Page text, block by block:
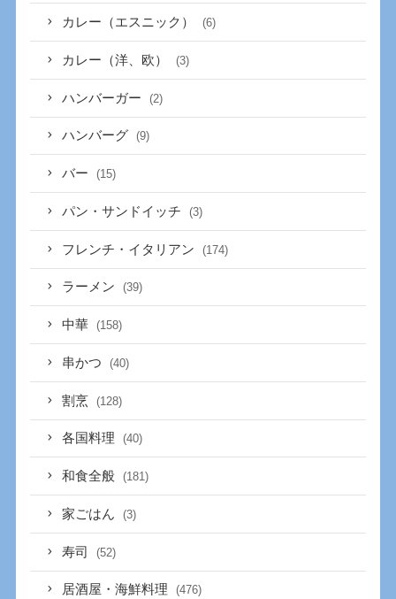
カレー（エスニック） (6)
カレー（洋、欧） (3)
ハンバーガー (2)
ハンバーグ (9)
バー (15)
パン・サンドイッチ (3)
フレンチ・イタリアン (174)
ラーメン (39)
中華 (158)
串かつ (40)
割烹 (128)
各国料理 (40)
和食全般 (181)
家ごはん (3)
寿司 (52)
居酒屋・海鮮料理 (476)